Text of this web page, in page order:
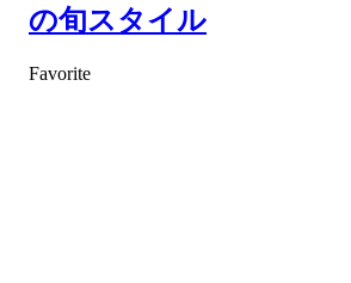
の旬スタイル
Favorite